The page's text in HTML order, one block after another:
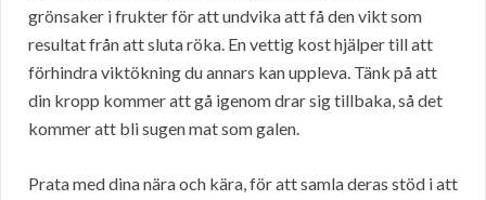
grönsaker i frukter för att undvika att få den vikt som
resultat från att sluta röka. En vettig kost hjälper till att
förhindra viktökning du annars kan uppleva. Tänk på att
din kropp kommer att gå igenom drar sig tillbaka, så det
kommer att bli sugen mat som galen.
Prata med dina nära och kära, för att samla deras stöd i att